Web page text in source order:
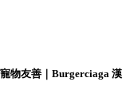
物友善｜Burgerciaga 漢